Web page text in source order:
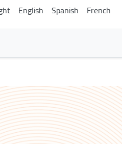
English Spanish French